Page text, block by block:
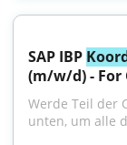
SAP IBP
(m/w/d) - For
Werde Teil der
unten, um alle